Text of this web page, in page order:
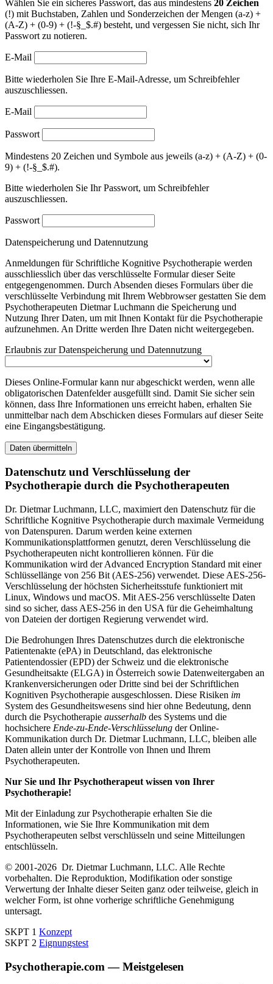
Wählen Sie ein sicheres Passwort, das aus mindestens 20 Zeichen
(!) mit Buchstaben, Zahlen und Sonderzeichen der Mengen (a-z) +
(A-Z) + (0-9) + (!-§_$.#) besteht, und vergessen Sie nicht, sich Ihr
Passwort zu notieren.
E-Mail
Bitte wiederholen Sie Ihre E-Mail-Adresse, um Schreibfehler
auszuschliessen.
E-Mail
Passwort
Mindestens 20 Zeichen und Symbole aus jeweils (a-z) + (A-Z) + (0-
9) + (!-§_$.#).
Bitte wiederholen Sie Ihr Passwort, um Schreibfehler
auszuschliessen.
Passwort
Datenspeicherung und Datennutzung
Anmeldungen für Schriftliche Kognitive Psychotherapie werden
ausschliesslich über das verschlüsselte Formular dieser Seite
entgegengenommen. Durch Absenden dieses Formulars über die
verschlüsselte Verbindung mit Ihrem Webbrowser gestatten Sie dem
Psychotherapeuten Dietmar Luchmann die Speicherung und
Nutzung Ihrer Daten, um mit Ihnen Kontakt für die Psychotherapie
aufzunehmen. An Dritte werden Ihre Daten nicht weitergegeben.
Erlaubnis zur Datenspeicherung und Datennutzung
Dieses Online-Formular kann nur abgeschickt werden, wenn alle
obligatorischen Datenfelder ausgefüllt sind. Damit Sie sicher sein
können, dass Ihre Informationen uns erreicht haben, erhalten Sie
unmittelbar nach dem Abschicken dieses Formulars auf dieser Seite
eine Eingangsbestätigung.
Datenschutz und Verschlüsselung der
Psychotherapie durch die Psychotherapeuten
Dr. Dietmar Luchmann, LLC, maximiert den Datenschutz für die
Schriftliche Kognitive Psychotherapie durch maximale Vermeidung
von Datenspuren. Darum werden keine externen
Kommunikationsplattformen genutzt, deren Verschlüsselung die
Psychotherapeuten nicht kontrollieren können. Für die
Kommunikation wird der Advanced Encryption Standard mit einer
Schlüssellänge von 256 Bit (AES-256) verwendet. Diese AES-256-
Verschlüsselung der höchsten Sicherheitsstufe funktioniert mit
Linux, Windows und macOS. Mit AES-256 verschlüsselte Daten
sind so sicher, dass AES-256 in den USA für die Geheimhaltung
von Dateien der dortigen Regierung verwendet wird.
Die Bedrohungen Ihres Datenschutzes durch die elektronische
Patientenakte (ePA) in Deutschland, das elektronische
Patientendossier (EPD) der Schweiz und die elektronische
Gesundheitsakte (ELGA) in Österreich sowie Datenweitergaben an
Krankenversicherungen oder Dritte sind bei der Schriftlichen
Kognitiven Psychotherapie ausgeschlossen. Diese Risiken im
System des Gesundheitswesens sind hier ohne Bedeutung, denn
durch die Psychotherapie ausserhalb des Systems und die
hochsichere Ende-zu-Ende-Verschlüsselung der Online-
Kommunikation durch Dr. Dietmar Luchmann, LLC, bleiben alle
Daten allein unter der Kontrolle von Ihnen und Ihrem
Psychotherapeuten.
Nur Sie und Ihr Psychotherapeut wissen von Ihrer
Psychotherapie!
Mit der Einladung zur Psychotherapie erhalten Sie die
Informationen, wie Sie Ihre Kommunikation mit dem
Psychotherapeuten selbst verschlüsseln und seine Mitteilungen
entschlüsseln.
© 2001-2026 Dr. Dietmar Luchmann, LLC. Alle Rechte
vorbehalten. Die Reproduktion, Modifikation oder sonstige
Verwertung der Inhalte dieser Seiten ganz oder teilweise, gleich in
welcher Form, ist ohne vorherige schriftliche Genehmigung
untersagt.
SKPT 1 Konzept
SKPT 2 Eignungstest
Psychotherapie.com — Meistgelesen